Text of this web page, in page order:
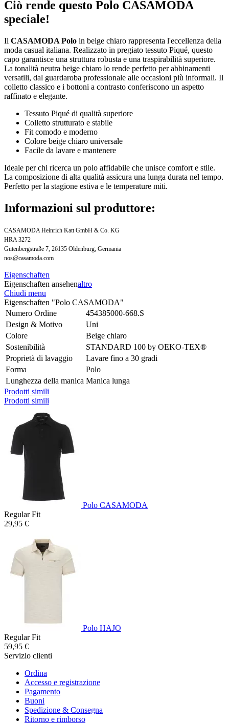
Ciò rende questo Polo CASAMODA
speciale!
Il CASAMODA Polo in beige chiaro rappresenta l'eccellenza della
moda casual italiana. Realizzato in pregiato tessuto Piqué, questo
capo garantisce una struttura robusta e una traspirabilità superiore.
La tonalità neutra beige chiaro lo rende perfetto per abbinamenti
versatili, dal guardaroba professionale alle occasioni più informali. Il
colletto classico e i bottoni a contrasto conferiscono un aspetto
raffinato e elegante.
Tessuto Piqué di qualità superiore
Colletto strutturato e stabile
Fit comodo e moderno
Colore beige chiaro universale
Facile da lavare e mantenere
Ideale per chi ricerca un polo affidabile che unisce comfort e stile.
La composizione di alta qualità assicura una lunga durata nel tempo.
Perfetto per la stagione estiva e le temperature miti.
Informazioni sul produttore:
CASAMODA Heinrich Katt GmbH & Co. KG
HRA 3272
Gutenbergstraße 7, 26135 Oldenburg, Germania
nos@casamoda.com
Eigenschaften
Eigenschaften ansehenaltro
Chiudi menu
Eigenschaften "Polo CASAMODA"
Numero Ordine
454385000-668.S
Design & Motivo
Uni
Colore
Beige chiaro
Sostenibilità
STANDARD 100 by OEKO-TEX®
Proprietà di lavaggio
Lavare fino a 30 gradi
Forma
Polo
Lunghezza della manica Manica lunga
Prodotti simili
Prodotti simili
Polo CASAMODA
Regular Fit
29,95 €
Polo HAJO
Regular Fit
59,95 €
Servizio clienti
Ordina
Accesso e registrazione
Pagamento
Buoni
Spedizione & Consegna
Ritorno e rimborso